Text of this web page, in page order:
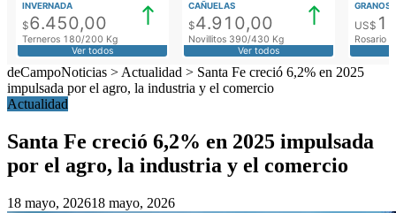
INVERNADA
$6.450,00
Terneros 180/200 Kg
Ver todos
CAÑUELAS
$4.910,00
Novillitos 390/430 Kg
Ver todos
GRANOS
US$
Rosario
deCampoNoticias > Actualidad > Santa Fe creció 6,2% en 2025
impulsada por el agro, la industria y el comercio
Actualidad
Santa Fe creció 6,2% en 2025 impulsada
por el agro, la industria y el comercio
18 mayo, 202618 mayo, 2026